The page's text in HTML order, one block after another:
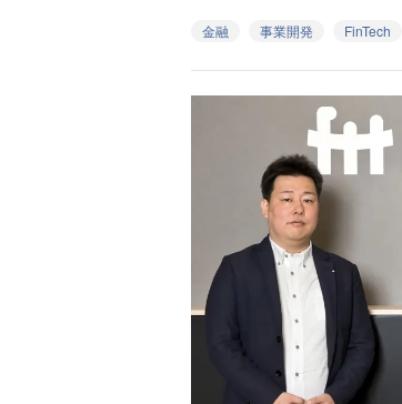
金融 事業開発 FinTech